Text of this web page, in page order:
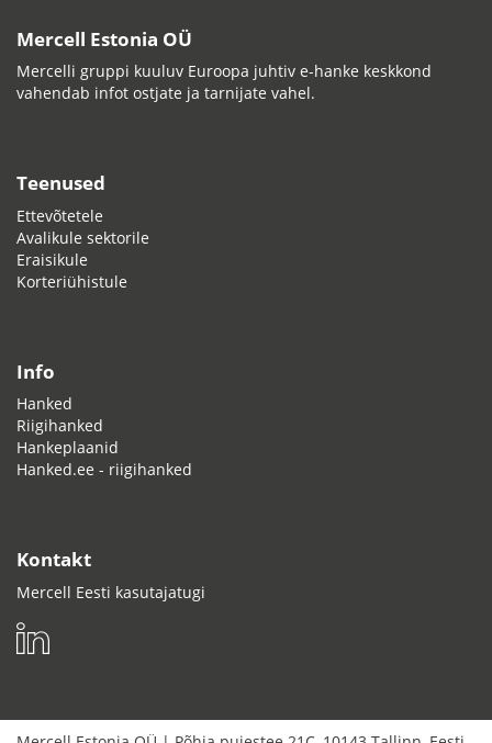
Mercell Estonia OÜ
Mercelli gruppi kuuluv Euroopa juhtiv e-hanke keskkond
vahendab infot ostjate ja tarnijate vahel.
Teenused
Ettevõtetele
Avalikule sektorile
Eraisikule
Korteriühistule
Info
Hanked
Riigihanked
Hankeplaanid
Hanked.ee - riigihanked
Kontakt
Mercell Eesti kasutajatugi